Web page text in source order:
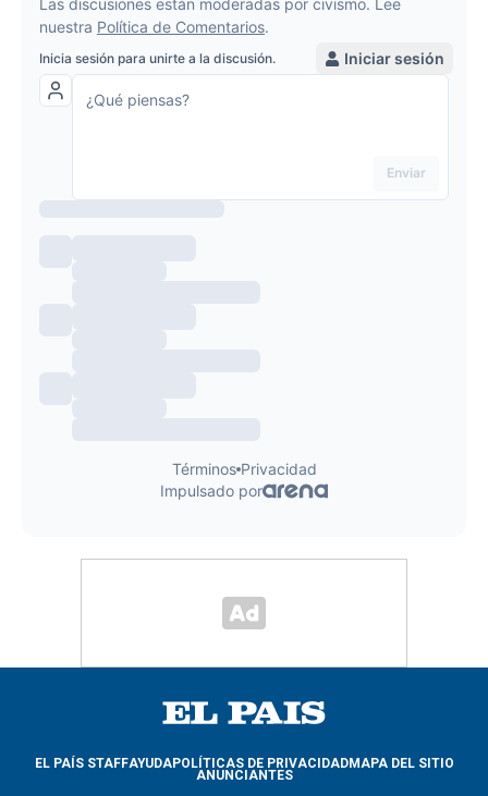
EL PAÍS STAFFAYUDAPOLÍTICAS DE PRIVACIDADMAPA DEL SITIO
ANUNCIANTES